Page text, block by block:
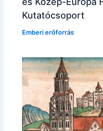
Kutatócsoport
Emberi erőforrás